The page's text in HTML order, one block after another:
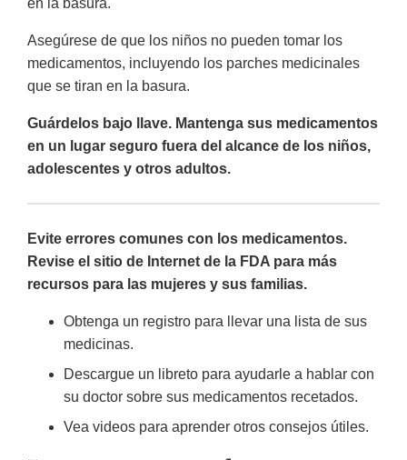
en la basura.
Asegúrese de que los niños no pueden tomar los
medicamentos, incluyendo los parches medicinales
que se tiran en la basura.
Guárdelos bajo llave. Mantenga sus medicamentos
en un lugar seguro fuera del alcance de los niños,
adolescentes y otros adultos.
Evite errores comunes con los medicamentos.
Revise el sitio de Internet de la FDA para más
recursos para las mujeres y sus familias.
Obtenga un registro para llevar una lista de sus
medicinas.
Descargue un libreto para ayudarle a hablar con
su doctor sobre sus medicamentos recetados.
Vea videos para aprender otros consejos útiles.